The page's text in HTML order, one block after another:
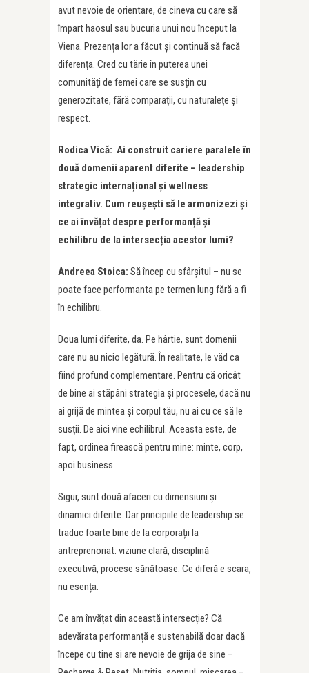
avut nevoie de orientare, de cineva cu care să
împart haosul sau bucuria unui nou început la
Viena. Prezența lor a făcut și continuă să facă
diferența. Cred cu tărie în puterea unei
comunități de femei care se susțin cu
generozitate, fără comparații, cu naturalețe și
respect.
Rodica Vică: Ai construit cariere paralele în
două domenii aparent diferite – leadership
strategic internațional și wellness
integrativ. Cum reușești să le armonizezi și
ce ai învățat despre performanță și
echilibru de la intersecția acestor lumi?
Andreea Stoica: Să încep cu sfârșitul – nu se
poate face performanta pe termen lung fără a fi
în echilibru.
Doua lumi diferite, da. Pe hârtie, sunt domenii
care nu au nicio legătură. În realitate, le văd ca
fiind profund complementare. Pentru că oricât
de bine ai stăpâni strategia și procesele, dacă nu
ai grijă de mintea și corpul tău, nu ai cu ce să le
susții. De aici vine echilibrul. Aceasta este, de
fapt, ordinea firească pentru mine: minte, corp,
apoi business.
Sigur, sunt două afaceri cu dimensiuni și
dinamici diferite. Dar principiile de leadership se
traduc foarte bine de la corporații la
antreprenoriat: viziune clară, disciplină
executivă, procese sănătoase. Ce diferă e scara,
nu esența.
Ce am învățat din această intersecție? Că
adevărata performanță e sustenabilă doar dacă
începe cu tine si are nevoie de grija de sine –